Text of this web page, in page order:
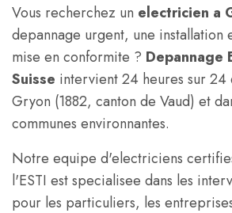
Vous recherchez un electricien a
depannage urgent, une installation
mise en conformite ? Depannage
Suisse intervient 24 heures sur 24
Gryon (1882, canton de Vaud) et
communes environnantes.
Notre equipe d'electriciens
l'ESTI est specialisee dans les
pour les particuliers, les